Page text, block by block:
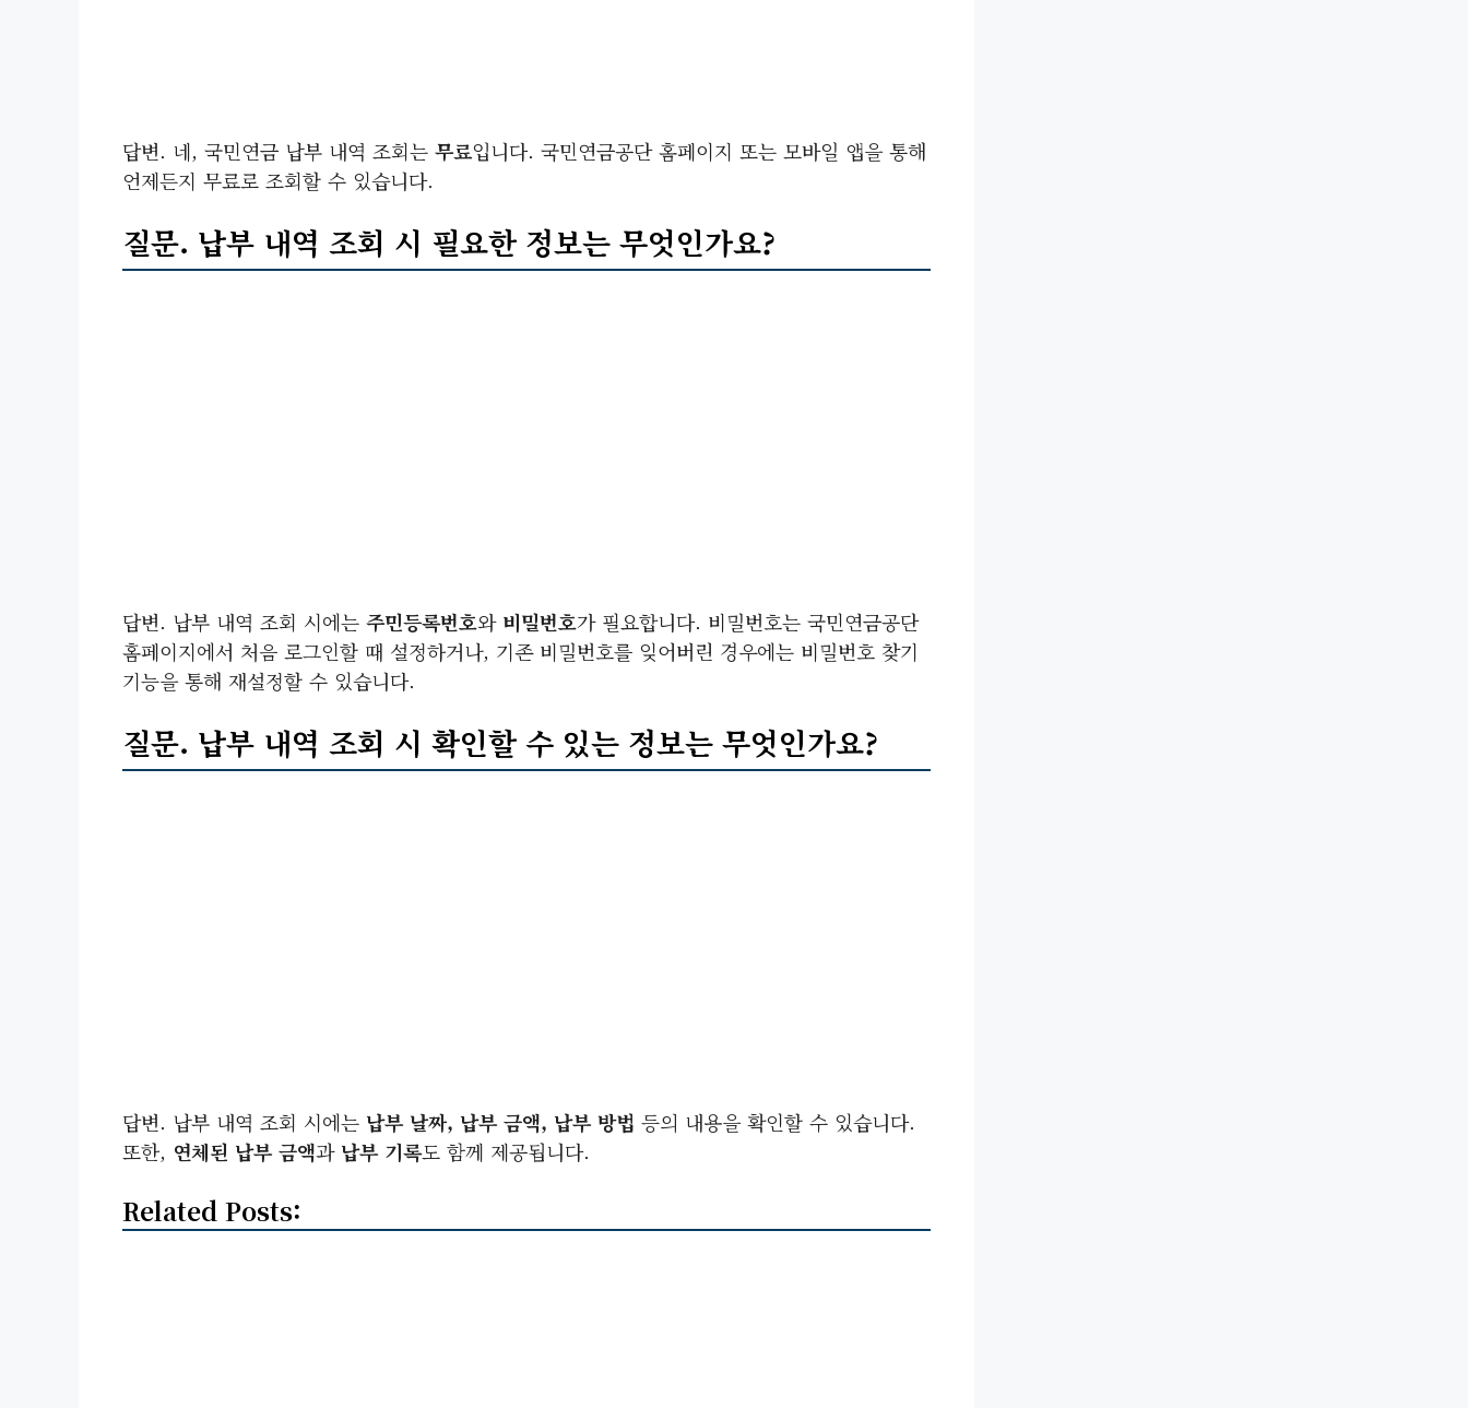
답변. 네, 국민연금 납부 내역 조회는 무료입니다. 국민연금공단 홈페이지 또는 모바일 앱을 통해
언제든지 무료로 조회할 수 있습니다.
질문. 납부 내역 조회 시 필요한 정보는 무엇인가요?
답변. 납부 내역 조회 시에는 주민등록번호와 비밀번호가 필요합니다. 비밀번호는 국민연금공단
홈페이지에서 처음 로그인할 때 설정하거나, 기존 비밀번호를 잊어버린 경우에는 비밀번호 찾기
기능을 통해 재설정할 수 있습니다.
질문. 납부 내역 조회 시 확인할 수 있는 정보는 무엇인가요?
답변. 납부 내역 조회 시에는 납부 날짜, 납부 금액, 납부 방법 등의 내용을 확인할 수 있습니다.
또한, 연체된 납부 금액과 납부 기록도 함께 제공됩니다.
Related Posts: